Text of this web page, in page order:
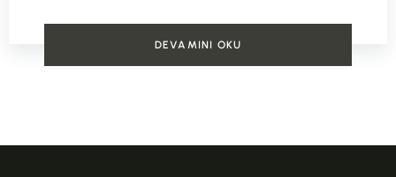
DEVAMINI OKU